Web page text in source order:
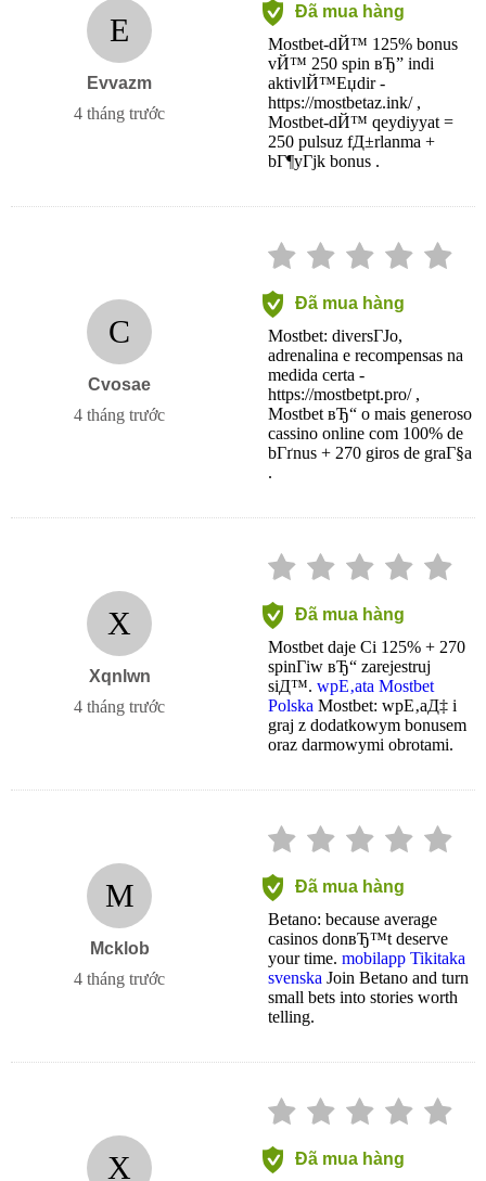
E
Evvazm
4 tháng trước
Đã mua hàng
Mostbet-dЙ™ 125% bonus
vЙ™ 250 spin вЂ” indi
aktivlЙ™Еџdir -
https://mostbetaz.ink/ ,
Mostbet-dЙ™ qeydiyyat =
250 pulsuz fД±rlanma +
bГ¶yГјk bonus .
C
Cvosae
4 tháng trước
Đã mua hàng
Mostbet: diversГЈo,
adrenalina e recompensas na
medida certa -
https://mostbetpt.pro/ ,
Mostbet вЂ“ o mais generoso
cassino online com 100% de
bГґnus + 270 giros de graГ§a
.
X
Xqnlwn
4 tháng trước
Đã mua hàng
Mostbet daje Ci 125% + 270
spinГіw вЂ“ zarejestruj
siД™. wpЕ‚ata Mostbet
Polska Mostbet: wpЕ‚aД‡ i
graj z dodatkowym bonusem
oraz darmowymi obrotami.
M
Mcklob
4 tháng trước
Đã mua hàng
Betano: because average
casinos donвЂ™t deserve
your time. mobilapp Tikitaka
svenska Join Betano and turn
small bets into stories worth
telling.
X Đã mua hàng